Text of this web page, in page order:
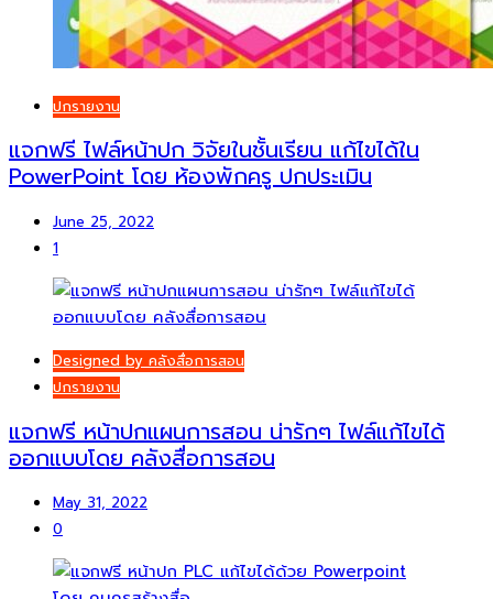
ปกรายงาน
แจกฟรี ไฟล์หน้าปก วิจัยในชั้นเรียน แก้ไขได้ใน
PowerPoint โดย ห้องพักครู ปกประเมิน
June 25, 2022
1
Designed by คลังสื่อการสอน
ปกรายงาน
แจกฟรี หน้าปกแผนการสอน น่ารักๆ ไฟล์แก้ไขได้
ออกแบบโดย คลังสื่อการสอน
May 31, 2022
0